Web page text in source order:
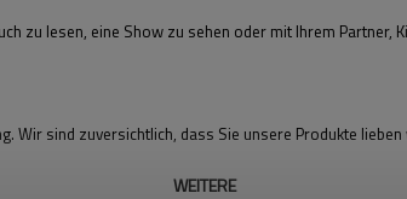
zu lesen, eine Show zu sehen oder mit Ihrem Partner,
sind zuversichtlich, dass Sie unsere Produkte lieben
WEITERE